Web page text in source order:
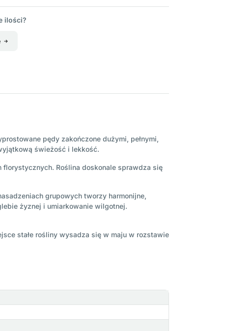
ilości?
pędy zakończone dużymi, pełnymi,
świeżość i lekkość.
Roślina doskonale sprawdza się
grupowych tworzy harmonijne,
żyznej i umiarkowanie wilgotnej.
stałe rośliny wysadza się w maju w rozstawie